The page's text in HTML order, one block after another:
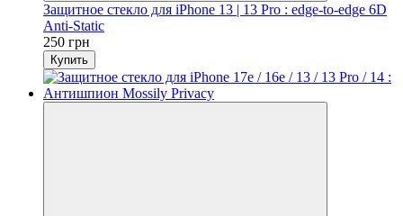
Защитное стекло для iPhone 13 | 13 Pro : edge-to-edge 6D
Anti-Static
250 грн
Купить